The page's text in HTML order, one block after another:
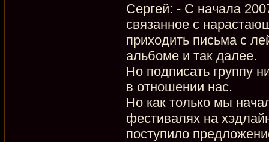
Сергей: - С начала
связанное с
приходить письма с
альбоме и так далее.
Но подписать группу
в отношении нас.
Но как только мы
фестивалях на
поступило